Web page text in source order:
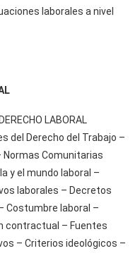
laborales a nivel
LABORAL
del Derecho del Trabajo –
Normas Comunitarias
y el mundo laboral –
laborales – Decretos
Costumbre laboral –
contractual – Fuentes
– Criterios ideológicos –